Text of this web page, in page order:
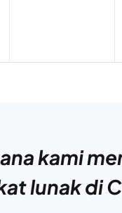
kami
lunak di